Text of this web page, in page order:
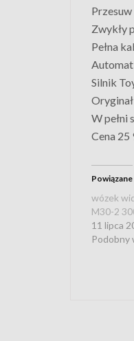
Zwykły
Pełna
Automat
Silnik
Oryginał
W pełni
Cena 25
Powiązane
wózek
M30-2
11 lipca
Podobny